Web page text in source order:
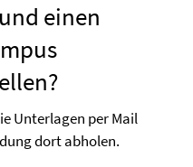
einen
Unterlagen per Mail
dort abholen.